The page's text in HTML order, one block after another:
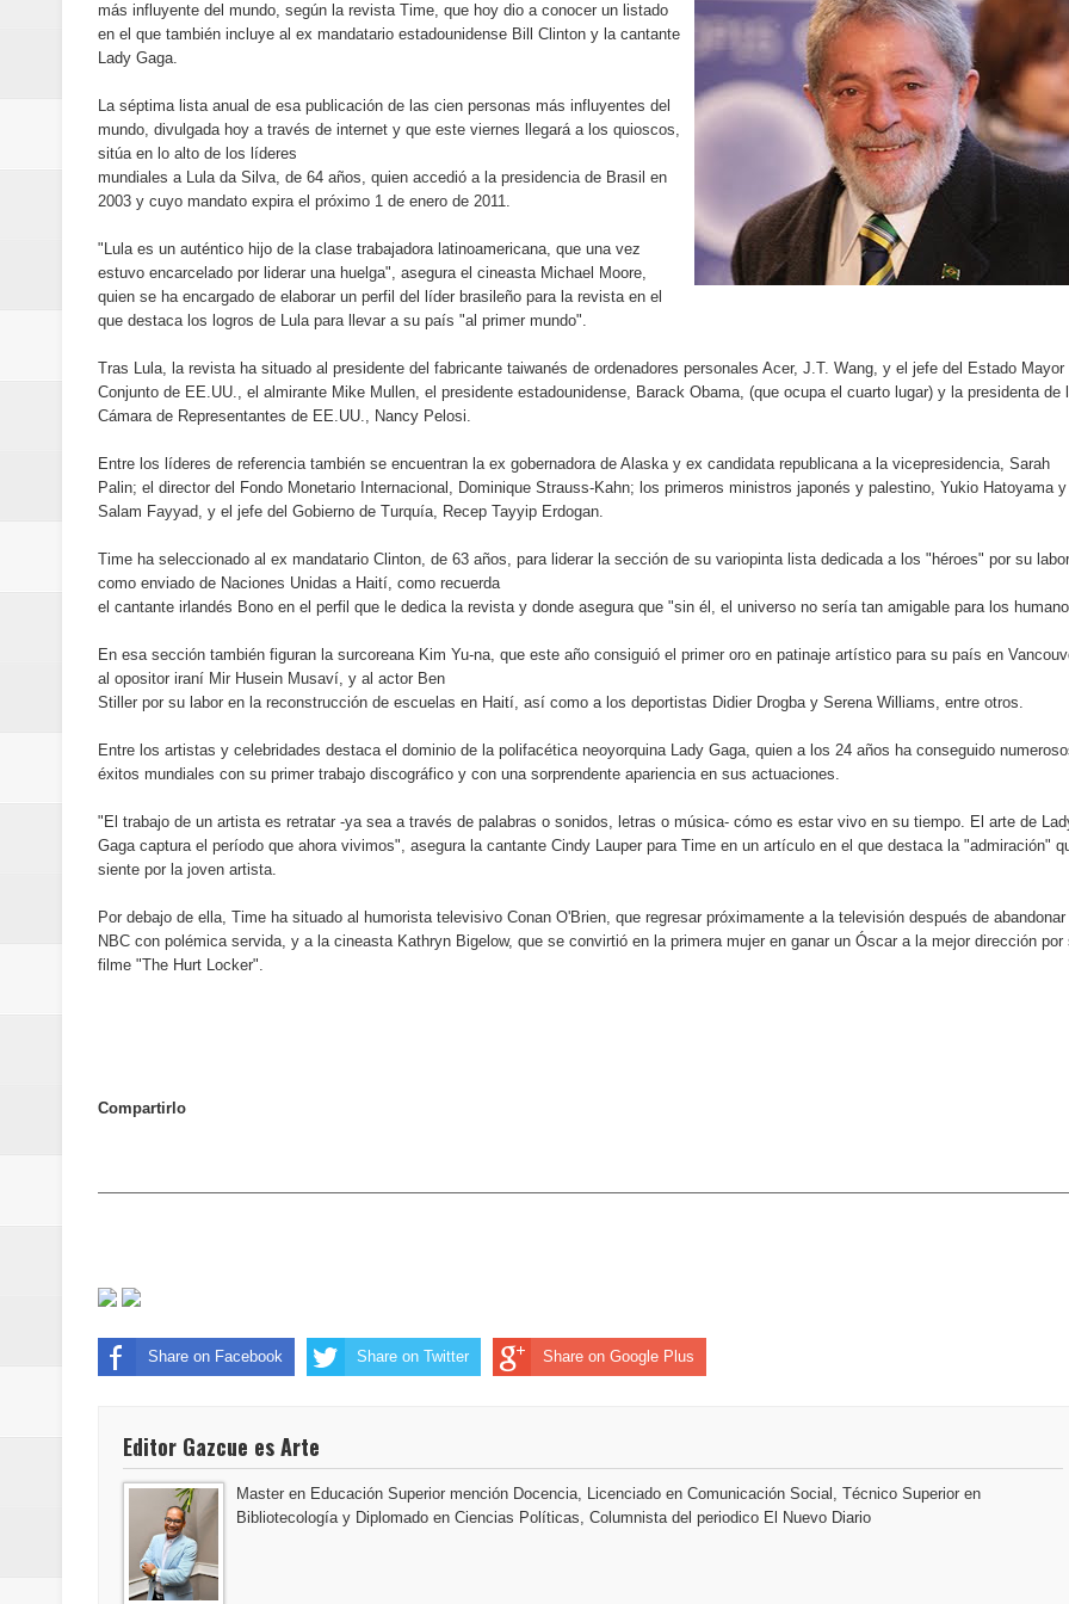
Humano Seguros inaugura nueva localidad de Oficina Regional Este en La Romana
Banreservas destina RD$5,000 millones para emprendedoras en la segunda edición del Summit
Sexappeal celebra 25 años de trayectoria artística con nuevo álbum, renovación de su equipo y
conmemorativos
Maridalia Hernández y El Canario se unen al regreso de Pavel Núñez y su “Bipolarband” a Hard
Domingo
Doctor Leonardo Aguilera afirma que Banreservas seguirá impulsando la seguridad alimentaria
del mapa del hambre
Banreservas inaugura oficina en el Centro de Retención de Vehículos de Pedro Brand
SEPROI obtiene certificación ISO 37001 y se convierte en la primera empresa del sector con
Antisoborno certificado
Humano Seguros transforma la emisión de pólizas con Inteligencia Artificial y reduce el proceso
minutos
La Orquesta Sinfónica Nacional y el Coro Nacional Dominicano pondrán su sello a la Ceremonia
la batuta del maestro José Antonio Molina
Banreservas otorga financiamientos superiores a RD$117 millones en proyecto Nuevas
Euromoney reconoce a Banreservas como Mejor Banco del Caribe y le otorga cinco premios
Oscar Abreu cuestiona la interrupción del Premio Nacional de Artes Visuales
más influyente del mundo, según la revista Time, que hoy dio a conocer un listado
en el que también incluye al ex mandatario estadounidense Bill Clinton y la cantante
Lady Gaga.
La séptima lista anual de esa publicación de las cien personas más influyentes del
mundo, divulgada hoy a través de internet y que este viernes llegará a los quioscos,
sitúa en lo alto de los líderes
mundiales a Lula da Silva, de 64 años, quien accedió a la presidencia de Brasil en
2003 y cuyo mandato expira el próximo 1 de enero de 2011.
"Lula es un auténtico hijo de la clase trabajadora latinoamericana, que una vez
estuvo encarcelado por liderar una huelga", asegura el cineasta Michael Moore,
quien se ha encargado de elaborar un perfil del líder brasileño para la revista en el
que destaca los logros de Lula para llevar a su país "al primer mundo".
Tras Lula, la revista ha situado al presidente del fabricante taiwanés de ordenadores personales Acer, J.T. Wang, y el jefe del Estado Mayor
Conjunto de EE.UU., el almirante Mike Mullen, el presidente estadounidense, Barack Obama, (que ocupa el cuarto lugar) y la presidenta de
Cámara de Representantes de EE.UU., Nancy Pelosi.
Entre los líderes de referencia también se encuentran la ex gobernadora de Alaska y ex candidata republicana a la vicepresidencia, Sarah
Palin; el director del Fondo Monetario Internacional, Dominique Strauss-Kahn; los primeros ministros japonés y palestino, Yukio Hatoyama y
Salam Fayyad, y el jefe del Gobierno de Turquía, Recep Tayyip Erdogan.
Time ha seleccionado al ex mandatario Clinton, de 63 años, para liderar la sección de su variopinta lista dedicada a los "héroes" por su labor
como enviado de Naciones Unidas a Haití, como recuerda
el cantante irlandés Bono en el perfil que le dedica la revista y donde asegura que "sin él, el universo no sería tan amigable para los
En esa sección también figuran la surcoreana Kim Yu-na, que este año consiguió el primer oro en patinaje artístico para su país en
al opositor iraní Mir Husein Musaví, y al actor Ben
Stiller por su labor en la reconstrucción de escuelas en Haití, así como a los deportistas Didier Drogba y Serena Williams, entre otros.
Entre los artistas y celebridades destaca el dominio de la polifacética neoyorquina Lady Gaga, quien a los 24 años ha conseguido
éxitos mundiales con su primer trabajo discográfico y con una sorprendente apariencia en sus actuaciones.
"El trabajo de un artista es retratar -ya sea a través de palabras o sonidos, letras o música- cómo es estar vivo en su tiempo. El arte de
Gaga captura el período que ahora vivimos", asegura la cantante Cindy Lauper para Time en un artículo en el que destaca la "admiración"
siente por la joven artista.
Por debajo de ella, Time ha situado al humorista televisivo Conan O'Brien, que regresar próximamente a la televisión después de abandonar
NBC con polémica servida, y a la cineasta Kathryn Bigelow, que se convirtió en la primera mujer en ganar un Óscar a la mejor dirección por
filme "The Hurt Locker".
Compartirlo
Share on Facebook Share on Twitter Share on Google Plus
Editor Gazcue es Arte
Master en Educación Superior mención Docencia, Licenciado en Comunicación Social, Técnico Superior en
Bibliotecología y Diplomado en Ciencias Políticas, Columnista del periodico El Nuevo Diario